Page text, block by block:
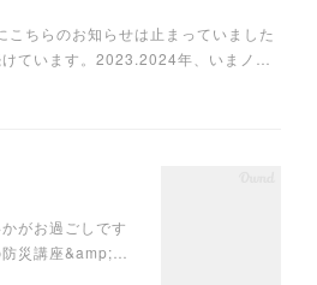
こちらのお知らせは止まっていました
ています。2023.2024年、いまノ…
がお過ごしです
災講座&amp;…